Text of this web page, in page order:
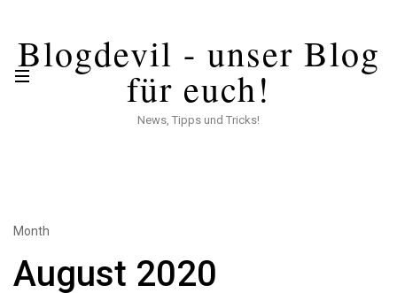
Blogdevil - unser Blog
für euch!
News, Tipps und Tricks!
Month
August 2020